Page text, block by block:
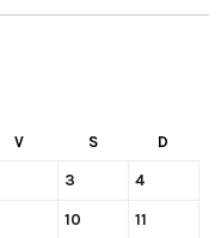
V S D
3 4
10 11